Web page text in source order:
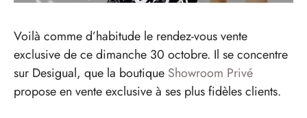
Voilà comme d’habitude le rendez-vous vente
exclusive de ce dimanche 30 octobre. Il se concentre
sur Desigual, que la boutique Showroom Privé
propose en vente exclusive à ses plus fidèles clients.